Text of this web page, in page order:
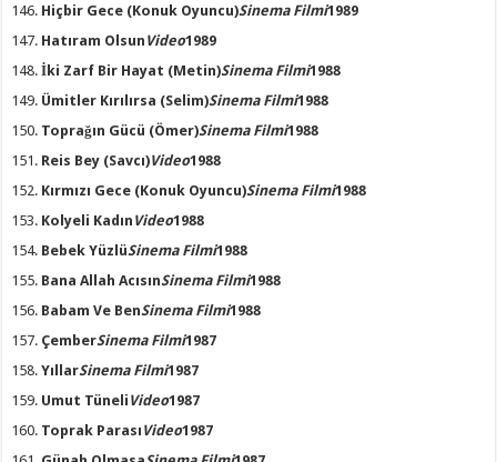
Hiçbir Gece (Konuk Oyuncu)Sinema Filmi1989
Hatıram Olsun Video1989
İki Zarf Bir Hayat (Metin)Sinema Filmi1988
Ümitler Kırılırsa (Selim)Sinema Filmi1988
Toprağın Gücü (Ömer)Sinema Filmi1988
Reis Bey (Savcı)Video1988
Kırmızı Gece (Konuk Oyuncu)Sinema Filmi1988
Kolyeli Kadın Video1988
Bebek YüzlüSinema Filmi1988
Bana Allah AcısınSinema Filmi1988
Babam Ve BenSinema Filmi1988
ÇemberSinema Filmi1987
YıllarSinema Filmi1987
Umut Tüneli Video1987
Toprak Parası Video1987